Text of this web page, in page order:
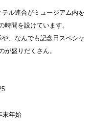
ル連合がミュージアム内を
間を設けています。
、なんでも記念日スペシャ
が盛りだくさん。
末年始